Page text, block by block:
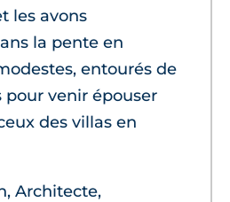
les avons
la pente en
entourés de
pour venir épouser
des villas en
Architecte,